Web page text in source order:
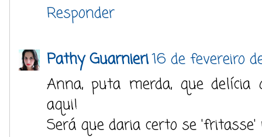
Responder
Pathy Guarnieri16 de fevereiro
Anna, puta merda, que delícia
aqui!
Será que daria certo se